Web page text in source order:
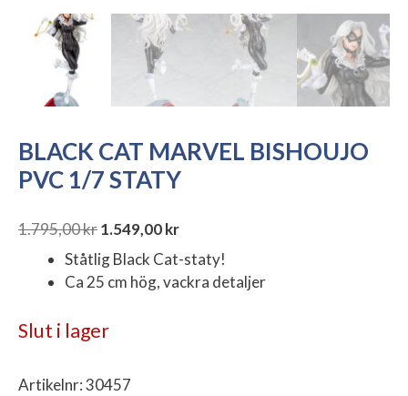
BLACK CAT MARVEL BISHOUJO
PVC 1/7 STATY
1.795,00kr
ursprungliga
var:
1.795,00 kr.
1.549,00kr
nuvarande
är:
1.549,00 kr.
Ståtlig Black Cat-staty!
Ca 25 cm hög, vackra detaljer
Slut i lager
Artikelnr:30457